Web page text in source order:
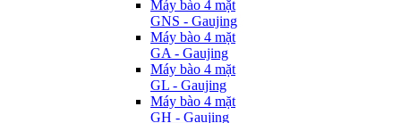
Máy bào 4 mặt
GNS - Gaujing
Máy bào 4 mặt
GA - Gaujing
Máy bào 4 mặt
GL - Gaujing
Máy bào 4 mặt
GH - Gaujing